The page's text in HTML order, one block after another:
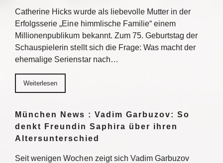
Catherine Hicks wurde als liebevolle Mutter in der
Erfolgsserie „Eine himmlische Familie“ einem
Millionenpublikum bekannt. Zum 75. Geburtstag der
Schauspielerin stellt sich die Frage: Was macht der
ehemalige Serienstar nach…
Weiterlesen
München News : Vadim Garbuzov: So
denkt Freundin Saphira über ihren
Altersunterschied
Seit wenigen Wochen zeigt sich Vadim Garbuzov